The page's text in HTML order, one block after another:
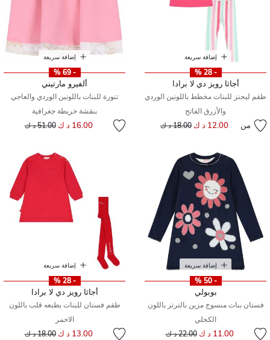
إضافة سريعة
- 28 %
أجاثا رويز دي لا برادا
طقم ليجنز للبنات مخطط باللونين الوردي
والأزرق الفاتح
من 12.00 د ك سعر مخفض من
18.00 د ك
إضافة سريعة
- 69 %
ألفيرو مارتيني
تنورة للبنات باللونين الوردي والعاجي
بنقشة خريطة جغرافية
16.00 د ك سعر مخفض من
51.00 د ك إلى
إضافة سريعة
- 50 %
بوبولي
فستان بنات منسوج مزين بالترتر باللون
الكحلي
11.00 د ك سعر مخفض من
22.00 د ك
إضافة سريعة
- 28 %
أجاثا رويز دي لا برادا
طقم فستان للبنات بطبعه قلب باللون
الاحمر
13.00 د ك سعر مخفض من
18.00 د ك إلى